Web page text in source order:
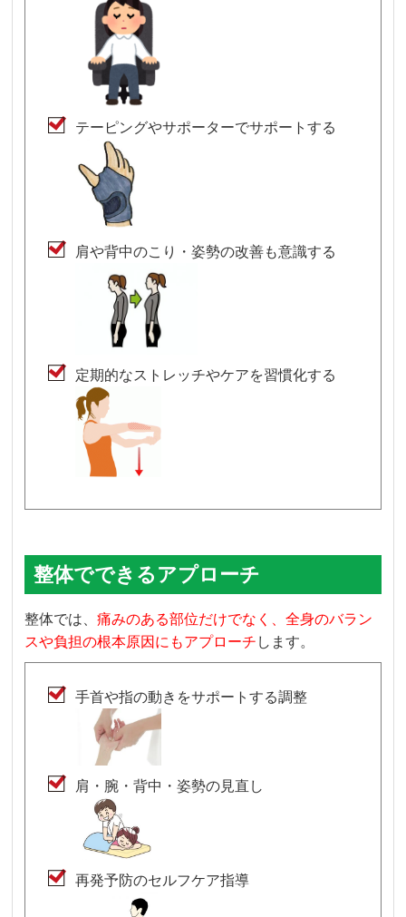
テーピングやサポーターでサポートする
肩や背中のこり・姿勢の改善も意識する
定期的なストレッチやケアを習慣化する
整体でできるアプローチ
整体では、痛みのある部位だけでなく、全身のバラン
スや負担の根本原因にもアプローチ します。
手首や指の動きをサポートする調整
肩・腕・背中・姿勢の見直し
再発予防のセルフケア指導